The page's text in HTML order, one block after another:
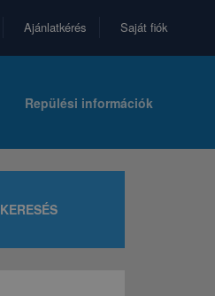
Ajánlatkérés Saját fiók
Repülési információk
KERESÉS